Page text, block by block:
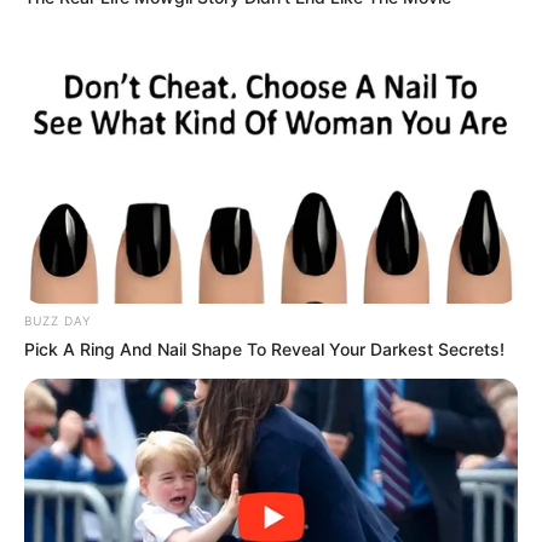
ΟΠΛΑ. ΚΑΤΙ ΕΚΠΕΜΠΟΥΝ, ΤΡΟΜΑΖΟΥΝ, ΔΗΜΙΟΥΡΓΟΥΝ
ΠΑΝΙΚΟ, ΣΥΓΧΥΣΗ, ΤΑΡΑΧΗ. ΤΑ ΣΤΕΛΝΕΙ Ο ΠΟΣΕΙΔΩΝΑΣ.
ΕΙΝΑΙ ΟΠΛΑ ΤΟΥ ΠΟΣΕΙΔΩΝΑ ΔΟΣΜΕΝΑ ΣΤΙΣ ΑΚΤΥΝΕΣ.
ΚΑΙ ΤΑ ΕΝΕΡΓΟΠΟΙΕΙ.
ΤΟ ΜΕΓΑΛΕΙΟ ΤΗΣ ΕΛΛΑΝΙΑΣ ΓΑΙΑΣ ΣΕ
ΟΛΗ ΤΗΣ ΤΗΝ ΕΚΤΑΣΗ, ΕΙΝΑΙ ΔΩΡΟ ΔΙΟΣ.
ΑΚΤΥΝΩΝ. ΘΑ ΖΗΣΟΥΜΕ ΜΕΓΑΛΕΣ ΣΤΙΓΜΕΣ. ΑΥΤΗΝ ΤΗΝ
ΣΤΙΓΜΗ, ΤΟ ΓΗΙΝΟ ΜΥΑΛΟ ΜΑΣ ΔΕΝ ΜΠΟΡΕΙ ΝΑ
ΣΥΛΛΑΒΕΙ ΟΛΟ ΤΟ ΜΕΓΑΛΕΙΟ ΠΟΥ ΘΑ ΤΟΥ
ΑΠΟΚΑΛΥΦΘΕΙ. ΕΙΜΑΣΤΕ ΤΥΧΕΡΗ ΓΕΝΙΑ, ΑΣΧΕΤΑ ΜΕ
ΤΗΝ ΗΛΙΚΙΑ ΜΑΣ. ΔΕΝ ΘΑ ΦΑΙΝΕΤΑΙ ΠΟΤΕ ΓΕΝΝΗΘΗΚΕ
ΚΑΘΕ ΑΚΤΥΝΑ.
BUZZ DAY
Pick A Ring And Nail Shape To Reveal Your Darkest Secrets!